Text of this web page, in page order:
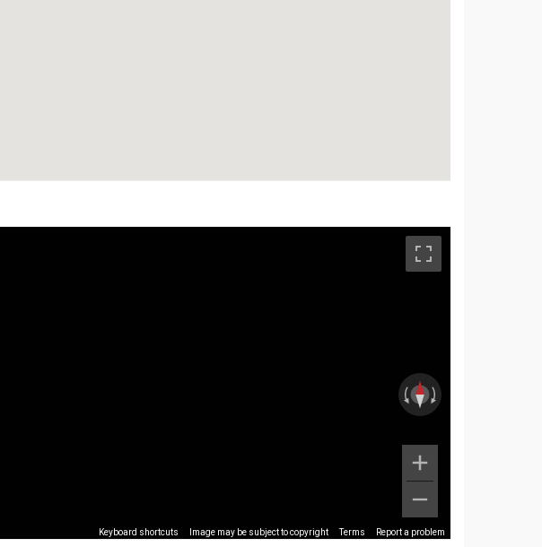
Keyboard shortcuts Image may be subject to copyright Terms Report a problem